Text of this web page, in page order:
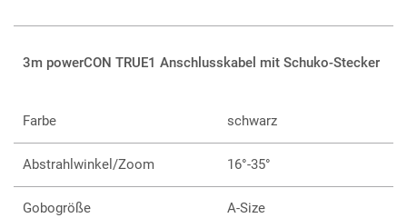
Flickerfrei
3m powerCON TRUE1 Anschlusskabel mit Schuko-Stecker
Farbe schwarz
Abstrahlwinkel/Zoom 16°-35°
Gobogröße A-Size